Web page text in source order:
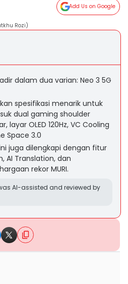
Add Us on Google
Rozi)
dalam dua varian: Neo 3 5G
spesifikasi menarik untuk
dual gaming shoulder
layar OLED 120Hz, VC Cooling
Space 3.0
juga dilengkapi dengan fitur
AI Translation, dan
rekor MURI.
AI-assisted and reviewed by